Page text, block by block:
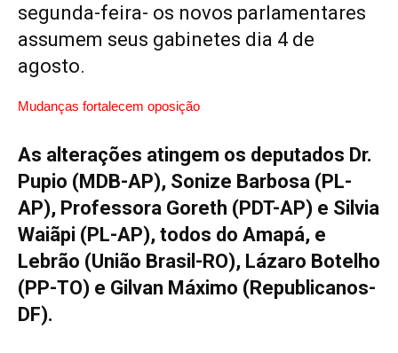
segunda-feira- os novos parlamentares
assumem seus gabinetes dia 4 de
agosto.
Mudanças fortalecem oposição
As alterações atingem os deputados Dr.
Pupio (MDB-AP), Sonize Barbosa (PL-
AP), Professora Goreth (PDT-AP) e Silvia
Waiãpi (PL-AP), todos do Amapá, e
Lebrão (União Brasil-RO), Lázaro Botelho
(PP-TO) e Gilvan Máximo (Republicanos-
DF).